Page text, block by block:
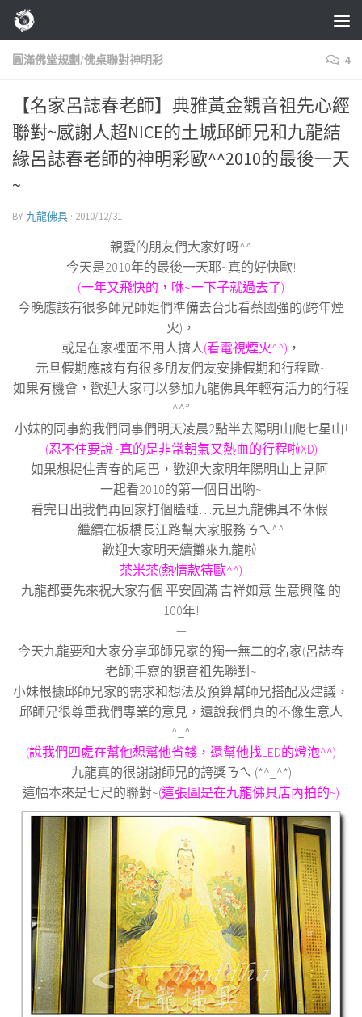
Skip to content
圓滿佛堂規劃/佛桌聯對神明彩 4
【名家呂誌春老師】典雅黃金觀音祖先心經
聯對~感謝人超NICE的土城邱師兄和九龍結
緣呂誌春老師的神明彩歐^^2010的最後一天
~
BY 九龍佛具 · 2010/12/31
親愛的朋友們大家好呀^^
今天是2010年的最後一天耶~真的好快歐!
(一年又飛快的，咻~一下子就過去了)
今晚應該有很多師兄師姐們準備去台北看蔡國強的(跨年煙
火)，
或是在家裡面不用人擠人(看電視煙火^^) ，
元旦假期應該有有很多朋友們友安排假期和行程歐~
如果有機會，歡迎大家可以參加九龍佛具年輕有活力的行程
^^”
小妹的同事約我們同事們明天凌晨2點半去陽明山爬七星山!
(忍不住要說~真的是非常朝氣又熱血的行程啦XD)
如果想捉住青春的尾巴，歡迎大家明年陽明山上見阿!
一起看2010的第一個日出喲~
看完日出我們再回家打個瞌睡…元旦九龍佛具不休假!
繼續在板橋長江路幫大家服務ㄋㄟ^^
歡迎大家明天續攤來九龍啦!
茶米茶(熱情款待歐^^)
九龍都要先來祝大家有個 平安圓滿 吉祥如意 生意興隆 的
100年!
—
今天九龍要和大家分享邱師兄家的獨一無二的名家(呂誌春
老師)手寫的觀音祖先聯對~
小妹根據邱師兄家的需求和想法及預算幫師兄搭配及建議，
邱師兄很尊重我們專業的意見，還說我們真的不像生意人
^_^
(說我們四處在幫他想幫他省錢，還幫他找LED的燈泡^^)
九龍真的很謝謝師兄的誇獎ㄋㄟ (*^_^*)
這幅本來是七尺的聯對~(這張圖是在九龍佛具店內拍的~)